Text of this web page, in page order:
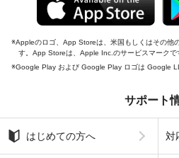
Appleのロゴ、App Storeは、米国もしくはその他
す。App Storeは、Apple Inc.のサービスマークで
Google Play および Google Play ロゴは Google
サポート
はじめての方へ 対